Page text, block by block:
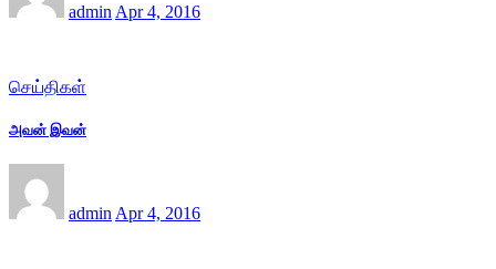
admin Apr 4, 2016
செய்திகள்
அவன் இவன்
admin Apr 4, 2016